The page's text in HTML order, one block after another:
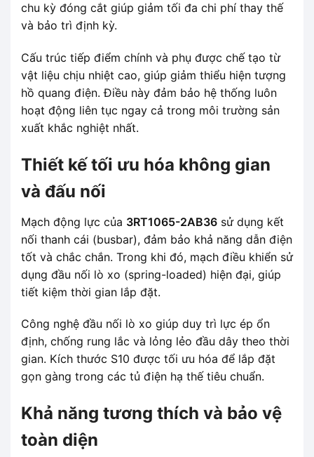
chu kỳ đóng cắt giúp giảm tối đa chi phí thay thế
và bảo trì định kỳ.
Cấu trúc tiếp điểm chính và phụ được chế tạo từ
vật liệu chịu nhiệt cao, giúp giảm thiểu hiện tượng
hồ quang điện. Điều này đảm bảo hệ thống luôn
hoạt động liên tục ngay cả trong môi trường sản
xuất khắc nghiệt nhất.
Thiết kế tối ưu hóa không gian
và đấu nối
Mạch động lực của 3RT1065-2AB36 sử dụng kết
nối thanh cái (busbar), đảm bảo khả năng dẫn điện
tốt và chắc chắn. Trong khi đó, mạch điều khiển sử
dụng đầu nối lò xo (spring-loaded) hiện đại, giúp
tiết kiệm thời gian lắp đặt.
Công nghệ đầu nối lò xo giúp duy trì lực ép ổn
định, chống rung lắc và lỏng lẻo đầu dây theo thời
gian. Kích thước S10 được tối ưu hóa để lắp đặt
gọn gàng trong các tủ điện hạ thế tiêu chuẩn.
Khả năng tương thích và bảo vệ
toàn diện